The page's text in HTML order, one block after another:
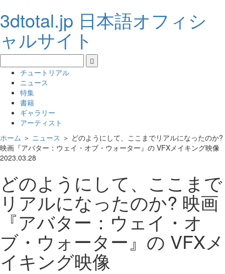
3dtotal.jp 日本語オフィシ
ャルサイト
チュートリアル
ニュース
特集
書籍
ギャラリー
アーティスト
ホーム ＞ ニュース ＞ どのようにして、ここまでリアルになったのか?
映画『アバター：ウェイ・オブ・ウォーター』の VFXメイキング映像
2023.03.28
どのようにして、ここまで
リアルになったのか? 映画
『アバター：ウェイ・オ
ブ・ウォーター』の VFXメ
イキング映像